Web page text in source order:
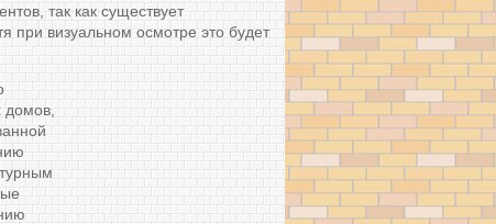
так как существует
при визуальном осмотре это будет
домов,